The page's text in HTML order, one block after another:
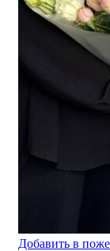
Добавить в